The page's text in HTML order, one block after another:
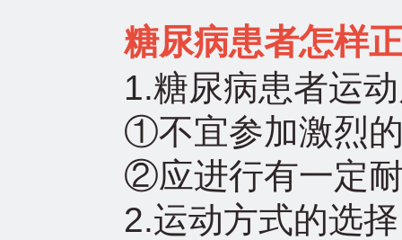
糖尿病患者怎样
1.糖尿病患者运动
①不宜参加激烈的
②应进行有一定耐
2.运动方式的选择